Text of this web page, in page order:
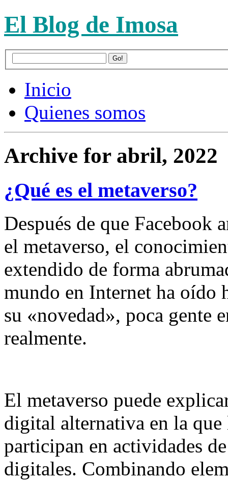
El Blog de Imosa
Inicio
Quienes somos
Archive for abril, 2022
¿Qué es el metaverso?
Después de que Facebook
el metaverso, el
extendido de forma
mundo en Internet ha oído
su «novedad», poca gente
realmente.
El metaverso puede
digital alternativa en la que
participan en actividades
digitales. Combinando